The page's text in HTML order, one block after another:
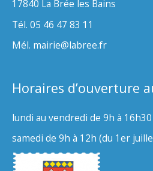
17840 La Brée les Bains
Tél. 05 46 47 83 11
Mél. mairie@labree.fr
Horaires d’ouverture
lundi au vendredi de 9h à 16h30
samedi de 9h à 12h (du 1er